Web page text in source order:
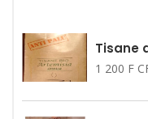
Tisane
1 200 F